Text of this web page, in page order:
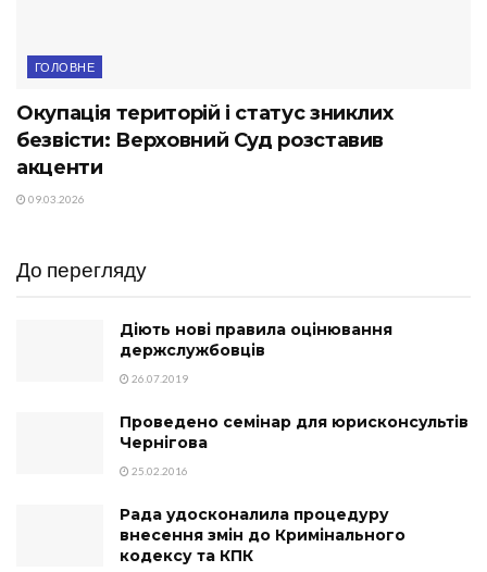
ГОЛОВНЕ
Окупація територій і статус зниклих
безвісти: Верховний Суд розставив
акценти
09.03.2026
До перегляду
Діють нові правила оцінювання
держслужбовців
26.07.2019
Проведено семінар для юрисконсультів
Чернігова
25.02.2016
Рада удосконалила процедуру
внесення змін до Кримінального
кодексу та КПК